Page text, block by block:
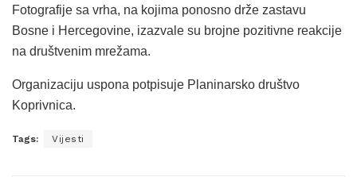
Fotografije sa vrha, na kojima ponosno drže zastavu
Bosne i Hercegovine, izazvale su brojne pozitivne reakcije
na društvenim mrežama.
Organizaciju uspona potpisuje Planinarsko društvo
Koprivnica.
Tags: Vijesti